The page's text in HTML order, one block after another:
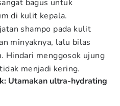
bagus untuk
di kulit kepala.
shampo pada kulit
minyaknya, lalu bilas
Hindari menggosok ujung
menjadi kering.
Utamakan ultra-hydrating